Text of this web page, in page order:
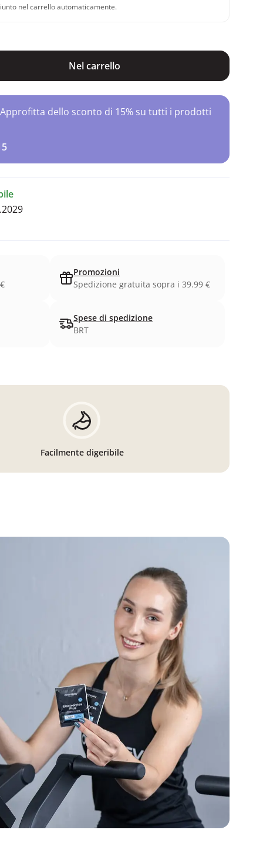
nel carrello automaticamente.
Nel carrello
– Approfitta dello sconto di 15% su tutti i prodotti
Promozioni
Spedizione gratuita sopra i 39.99 €
Spese di spedizione
BRT
Facilmente digeribile